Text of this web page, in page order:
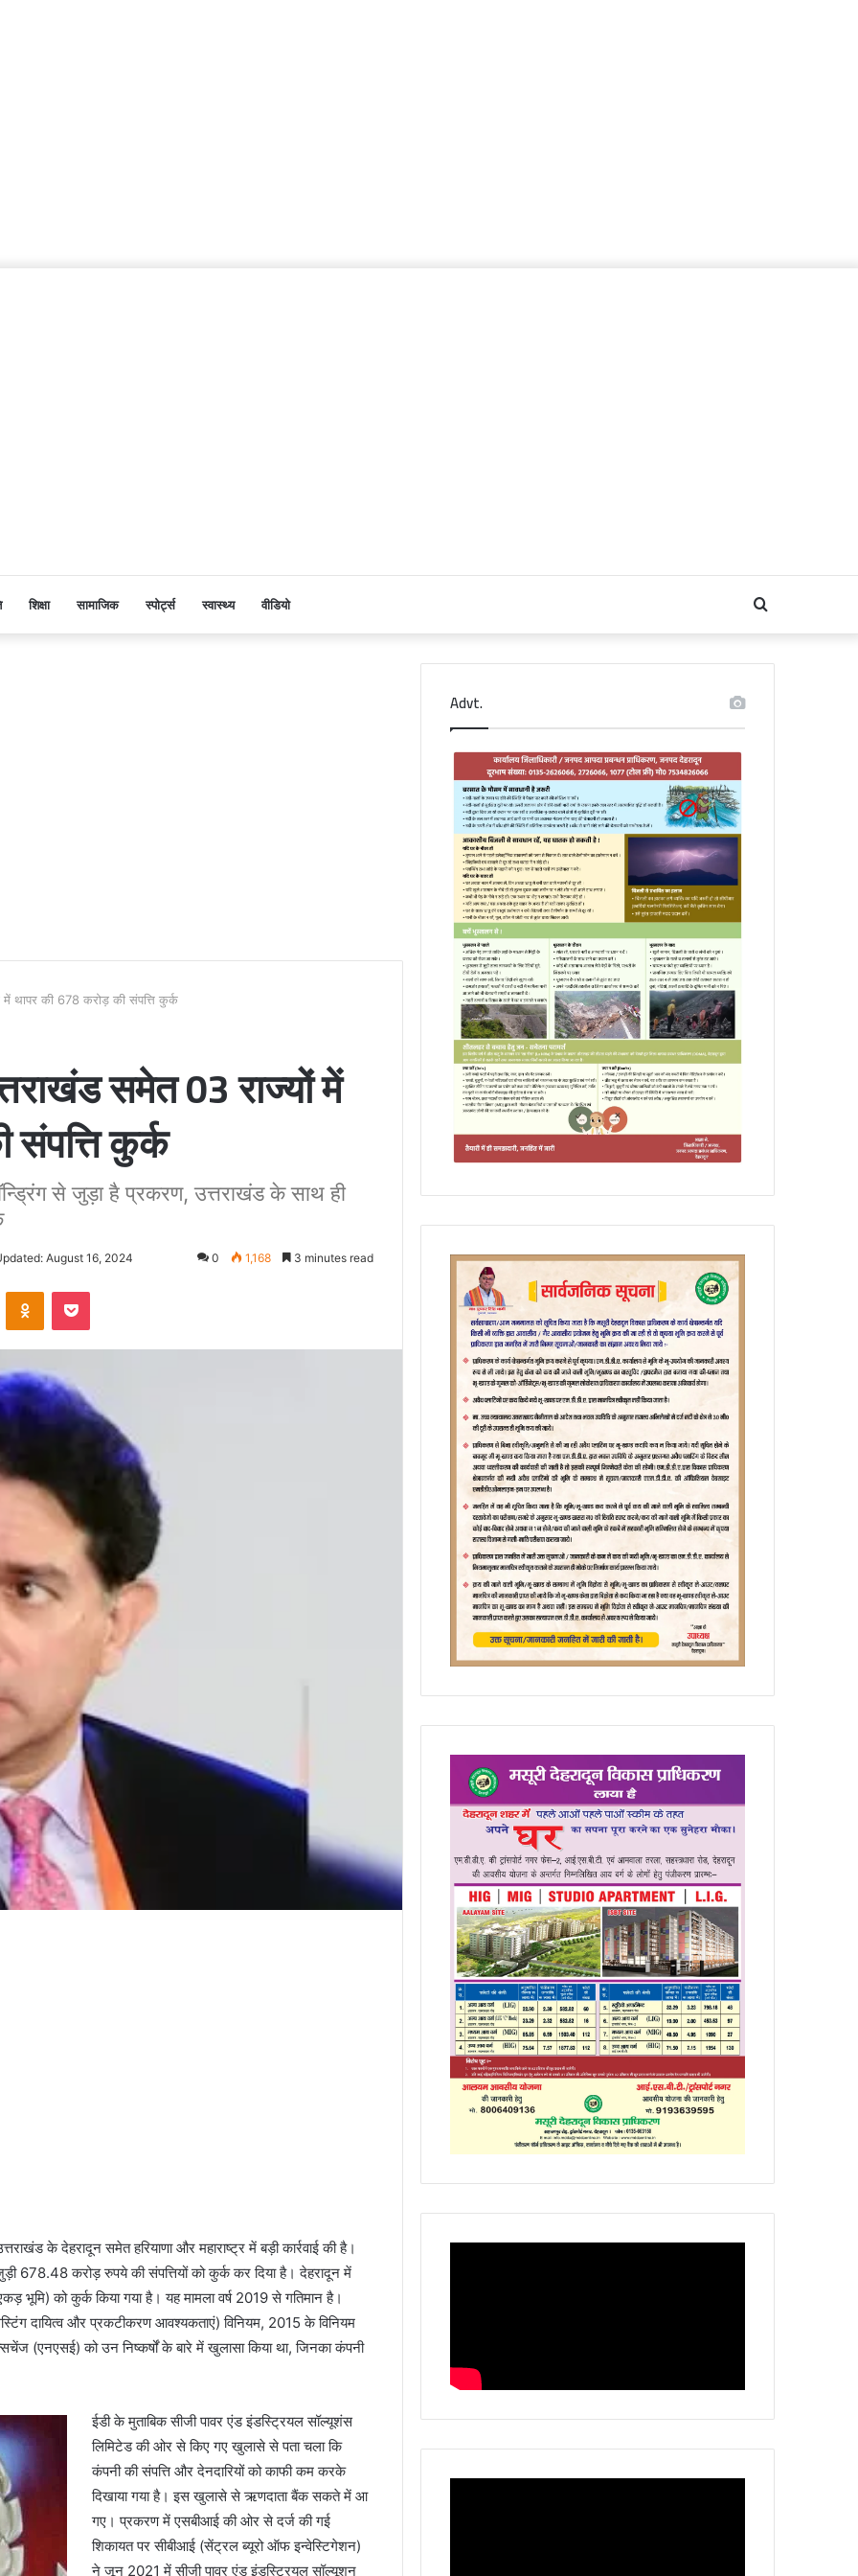
शिक्षा सामाजिक स्पोर्ट्स स्वास्थ्य वीडियो Search
for
में थापर की 678 करोड़ की संपत्ति कुर्क
समेत 03 राज्यों में
कुर्क
से जुड़ा है प्रकरण, उत्तराखंड के साथ ही
August 16, 2024 0 1,168 3 minutes read
Odnoklassniki
Pocket
के देहरादून समेत हरियाणा और महाराष्ट्र में बड़ी कार्रवाई की है।
678.48 करोड़ रुपये की संपत्तियों को कुर्क कर दिया है। देहरादून में
भूमि) को कुर्क किया गया है। यह मामला वर्ष 2019 से गतिमान है।
दायित्व और प्रकटीकरण आवश्यकताएं) विनियम, 2015 के विनियम
(एनएसई) को उन निष्कर्षों के बारे में खुलासा किया था, जिनका कंपनी
ईडी के मुताबिक सीजी पावर एंड इंडस्ट्रियल सॉल्यूशंस
लिमिटेड की ओर से किए गए खुलासे से पता चला कि
कंपनी की संपत्ति और देनदारियों को काफी कम करके
दिखाया गया है। इस खुलासे से ऋणदाता बैंक सकते में आ
गए। प्रकरण में एसबीआई की ओर से दर्ज की गई
शिकायत पर सीबीआई (सेंट्रल ब्यूरो ऑफ इन्वेस्टिगेशन)
ने जून 2021 में सीजी पावर एंड इंडस्ट्रियल सॉल्यूशन
Advt.